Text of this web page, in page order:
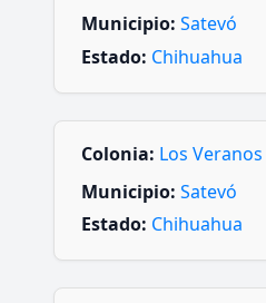
Municipio: Satevó
Estado: Chihuahua
Colonia: Los Veranos
Municipio: Satevó
Estado: Chihuahua